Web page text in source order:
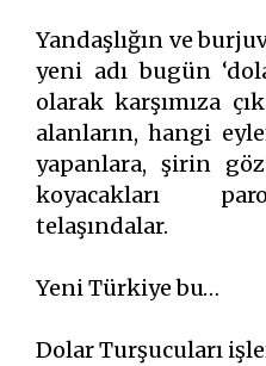
Yandaşlığın ve
yeni adı bugün
olarak karşımıza
alanların, hangi
yapanlara, şirin
koyacakları
telaşındalar.
Yeni Türkiye bu…
Dolar Turşucuları